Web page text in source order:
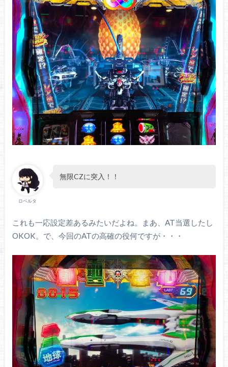
ロベルタ
無限CZに突入！！
これも一応設定差あるみたいだよね。まあ、AT当選したし
OKOK。で、今回のATの高確の役何ですが・・・